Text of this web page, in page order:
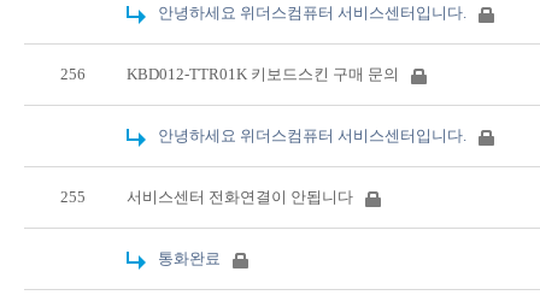
안녕하세요 위더스컴퓨터 서비스센터입니다.
256 KBD012-TTR01K 키보드스킨 구매 문의
안녕하세요 위더스컴퓨터 서비스센터입니다.
255 서비스센터 전화연결이 안됩니다
통화완료